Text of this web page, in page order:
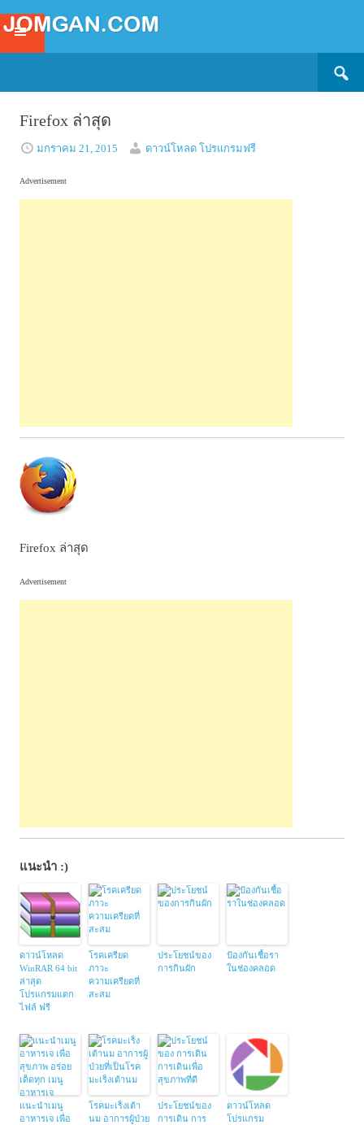
Firefox ล่าสุด
มกราคม 21, 2015 ดาวน์โหลด โปรแกรมฟรี
Advertisement
Firefox ล่าสุด
Advertisement
แนะนำ :)
ดาวน์โหลด
WinRAR 64 bit
ล่าสุด
โปรแกรมแตก
ไฟล์ ฟรี
โรคเครียด
ภาวะ
ความเครียดที่
สะสม
ประโยชน์ของ
การกินผัก
ป้องกันเชื้อรา
ในช่องคลอด
แนะนำเมนู
อาหารเจ เพื่อ
โรคมะเร็งเต้า
นม อาการผู้ป่วย
ประโยชน์ของ
การเดิน การ
ดาวน์โหลด
โปรแกรม